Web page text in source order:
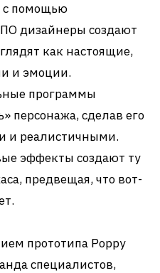
с помощью
дизайнеры создают
как настоящие,
и эмоции.
программы
персонажа, сделав его
и реалистичными.
эффекты создают ту
предвещая, что вот-
прототипа Poppy
специалистов,